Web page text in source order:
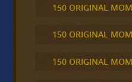
150 ORIGINAL
150 ORIGINAL
150 ORIGINAL